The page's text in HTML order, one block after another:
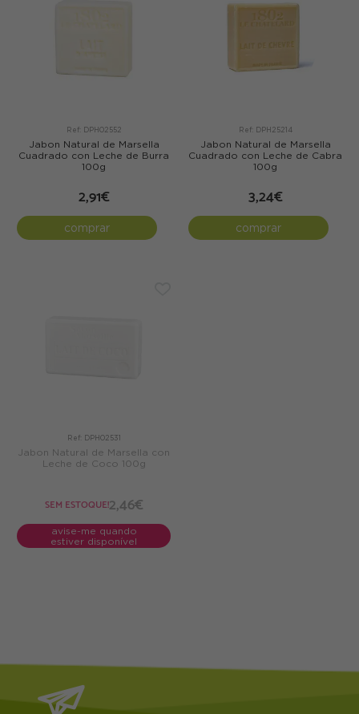
Ref: DPH02552
Jabon Natural de Marsella
Cuadrado con Leche de Burra
100g
2,91€
comprar
Ref: DPH25214
Jabon Natural de Marsella
Cuadrado con Leche de Cabra
100g
3,24€
comprar
Ref: DPH02531
Jabon Natural de Marsella con
Leche de Coco 100g
SEM ESTOQUE!2,46€
avise-me quando
estiver disponível